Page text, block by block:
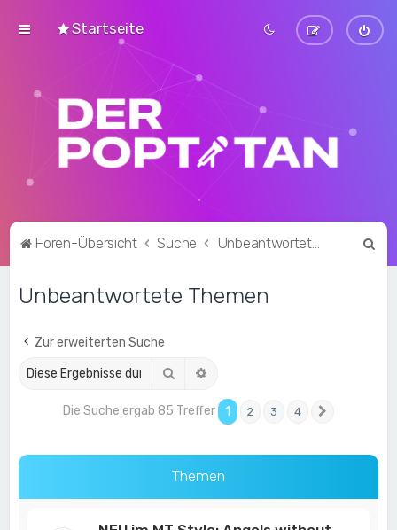
Startseite
Foren-Übersicht Suche Unbeantwortete Themen
Unbeantwortete Themen
Zur erweiterten Suche
Suche
Die Suche ergab 85 Treffer 1 2 3 4
Themen